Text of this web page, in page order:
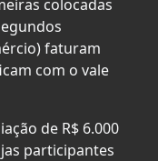
colocadas
faturam
com o vale
de R$ 6.000
participantes